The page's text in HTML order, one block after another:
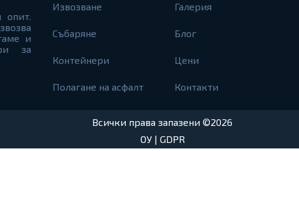
опит.
и
за
Извозване
Събаряне
Контейнери
Полагане на асфалт
Галерия
Блог
Цени
Контакти
Всички права запазени ©2026
ОУ| GDPR